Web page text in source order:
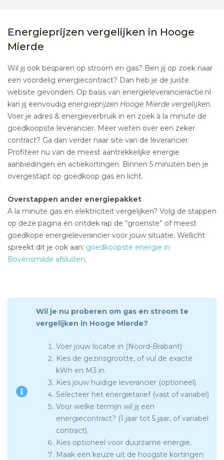
Energieprijzen vergelijken in Hooge
Mierde
Wil jij ook besparen op stroom en gas? Ben jij op zoek naar
een voordelig energiecontract? Dan heb je de juiste
website gevonden. Op basis van energieleverancieractie.nl
kan jij eenvoudig energieprijzen Hooge Mierde vergelijken.
Voer je adres & energieverbruik in en zoek à la minute de
goedkoopste leverancier. Meer weten over een zeker
contract? Ga dan verder naar site van de leverancier.
Profiteer nu van de meest aantrekkelijke energie
aanbiedingen en actiekortingen. Binnen 5 minuten ben je
overgestapt op goedkoop gas en licht.
Overstappen ander energiepakket
A la minute gas en elektriciteit vergelijken? Volg de stappen
op deze pagina en ontdek rap de “groenste” of meest
goedkope energieleverancier voor jouw situatie. Wellicht
spreekt dit je ook aan: goedkoopste energie in
Bovensmilde afsluiten.
Wil je nu proberen om gas en stroom te
vergelijken in Hooge Mierde?
Voer jouw locatie in (Noord-Brabant)
Kies de gezinsgrootte, of vul de exacte
kWh en M3 in.
Kies jouw huidige leverancier (optioneel).
Selecteer het energietarief (vast of variabel)
Voor welke termijn wil jij een
energiecontract? (1 jaar tot 5 jaar, of variabel
contract).
Kies optioneel voor duurzame energie.
Maak een keuze uit de hoogste kortingen